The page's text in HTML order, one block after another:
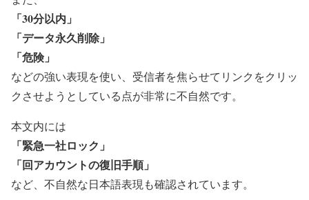
「30分以内」
「データ永久削除」
「危険」
などの強い表現を使い、受信者を焦らせてリンクをクリッ
クさせようとしている点が非常に不自然です。
本文内には
「緊急一社ロック」
「回アカウントの復旧手順」
など、不自然な日本語表現も確認されています。